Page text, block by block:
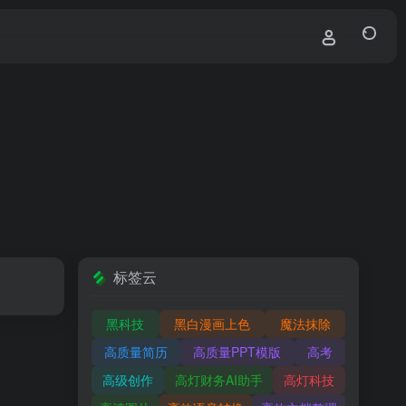
标签云
黑科技 黑白漫画上色
魔法抹除
高质量简历
高质量PPT模版
高考
高级创作
高灯财务AI助手
高灯科技